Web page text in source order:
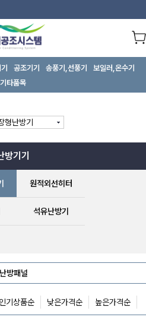
공조기기 송풍기,선풍기
보일러,온수기
기타품목
형난방기
방기기
원적외선히터
석유난방기
방패널
인기상품순 낮은가격순 높은가격순